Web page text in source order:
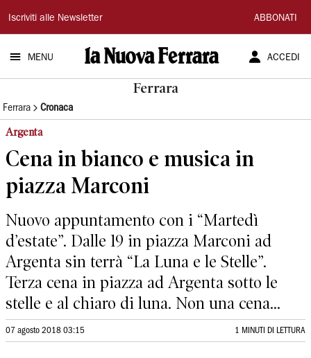
La
Nuova
Ferrara
Iscriviti alle Newsletter ABBONATI
MENU ACCEDI
Ferrara
Ferrara Cronaca
Argenta
Cena in bianco e musica in
piazza Marconi
Nuovo appuntamento con i “Martedì
d’estate”. Dalle 19 in piazza Marconi ad
Argenta sin terrà “La Luna e le Stelle”.
Terza cena in piazza ad Argenta sotto le
stelle e al chiaro di luna. Non una cena...
07 agosto 2018 03:15 1 MINUTI DI LETTURA